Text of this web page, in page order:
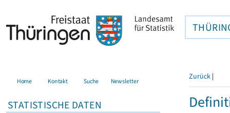
Home Kontakt Suche Newsletter
STATISTISCHE DATEN
Zurück |